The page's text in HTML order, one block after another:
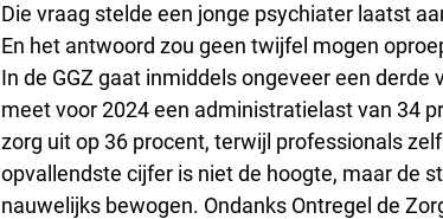
Die vraag stelde een jonge psychiater laatst
En het antwoord zou geen twijfel mogen
In de GGZ gaat inmiddels ongeveer een
meet voor 2024 een administratielast van 34
zorg uit op 36 procent, terwijl professionals
opvallendste cijfer is niet de hoogte, maar de
nauwelijks bewogen. Ondanks Ontregel de